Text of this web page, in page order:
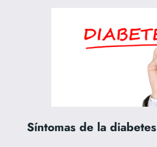
Síntomas de la diabetes